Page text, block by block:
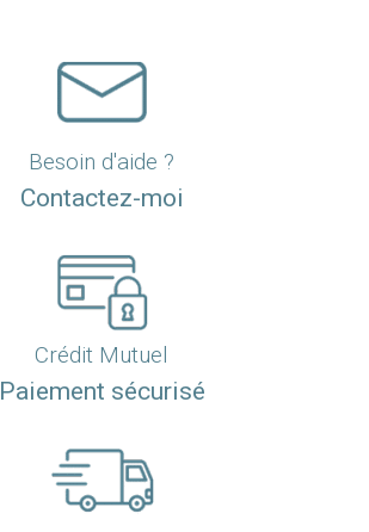
Besoin d'aide ?
Contactez-moi
Crédit Mutuel
Paiement sécurisé